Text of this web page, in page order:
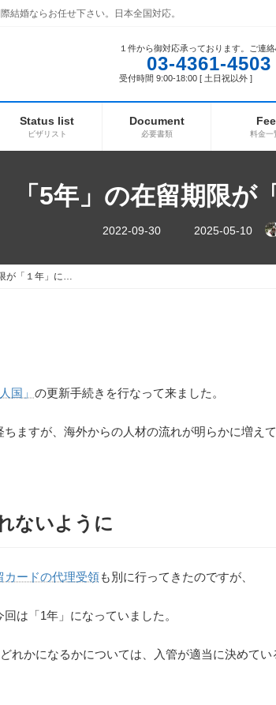
結婚ならお任せ下さい。日本全国対応。
１件から御対応承っております。ご連
03-4361-4503
受付時間 9:00-18:00 [ 土日祝以外 ]
Status list
ビザリスト
Document
必要書類
Fee
料金一
「5年」の在留期限が
2022-09-30
最
終
日
2025-05-10
が「１年」に…
人国」の更新手続きを行なって来ました。
ますが、海外からの人材の流れが明らかに増え
ないように
カードの代理受領も別に行ってきたのですが、
は「1年」になっていました。
れかになるかについては、入管が適当に決めてい